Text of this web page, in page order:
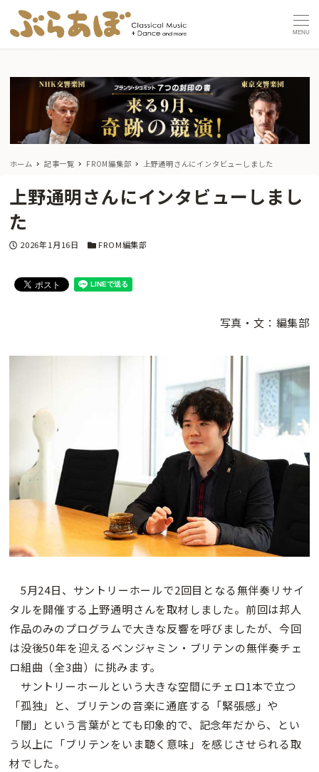
MENU
ホーム 記事一覧 FROM編集部 上野通明さんにインタビューしました
上野通明さんにインタビューしまし
た
投稿日
2026年1月16日 カテゴリー
FROM編集部
写真・文：編集部
5月24日、サントリーホールで2回目となる無伴奏リサイ
タルを開催する上野通明さんを取材しました。前回は邦人
作品のみのプログラムで大きな反響を呼びましたが、今回
は没後50年を迎えるベンジャミン・ブリテンの無伴奏チェ
ロ組曲（全3曲）に挑みます。
サントリーホールという大きな空間にチェロ1本で立つ
「孤独」と、ブリテンの音楽に通底する「緊張感」や
「闇」という言葉がとても印象的で、記念年だから、とい
う以上に「ブリテンをいま聴く意味」を感じさせられる取
材でした。